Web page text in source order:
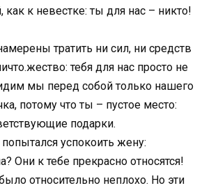
как к невестке: ты для нас – никто!
тратить ни сил, ни средств
тебя для нас просто не
мы перед собой только нашего
потому что ты – пустое место:
подарки.
попытался успокоить жену:
Они к тебе прекрасно относятся!
относительно неплохо. Но эти